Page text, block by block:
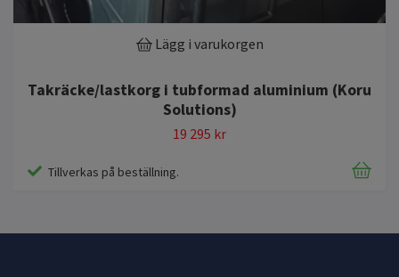
Lägg i varukorgen
Takräcke/lastkorg i tubformad aluminium (Koru
Solutions)
19 295 kr
Tillverkas på beställning.